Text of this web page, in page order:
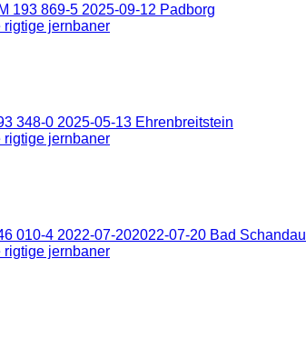
193 869-5 2025-09-12 Padborg
rigtige jernbaner
348-0 2025-05-13 Ehrenbreitstein
rigtige jernbaner
010-4 2022-07-202022-07-20 Bad Schandau
rigtige jernbaner